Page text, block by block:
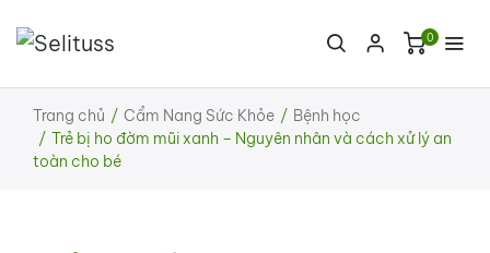
0
Trang chủ Cẩm Nang Sức Khỏe
Bệnh học
Trẻ bị ho đờm mũi xanh – Nguyên nhân và cách xử lý an
toàn cho bé